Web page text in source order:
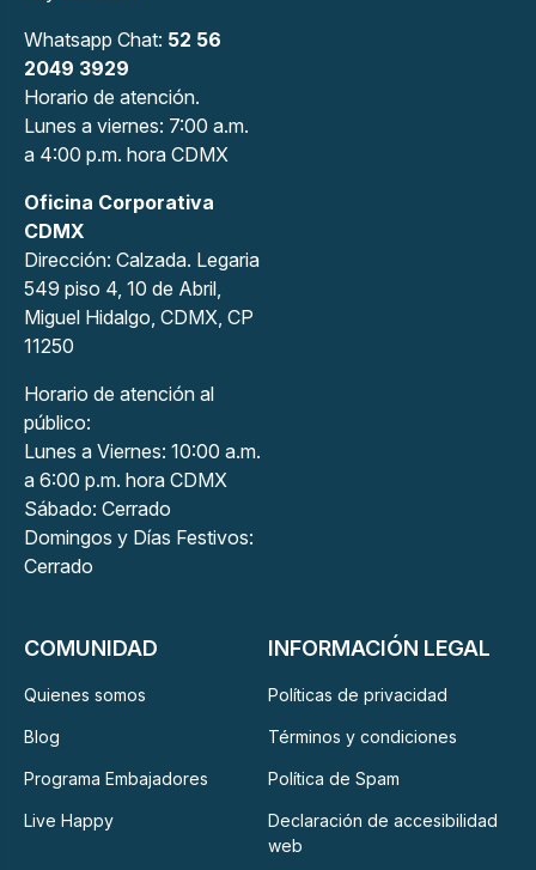
Whatsapp Chat: 52 56
2049 3929
Horario de atención.
Lunes a viernes: 7:00 a.m.
a 4:00 p.m. hora CDMX
Oficina Corporativa
CDMX
Dirección: Calzada. Legaria
549 piso 4, 10 de Abril,
Miguel Hidalgo, CDMX, CP
11250
Horario de atención al
público:
Lunes a Viernes: 10:00 a.m.
a 6:00 p.m. hora CDMX
Sábado: Cerrado
Domingos y Días Festivos:
Cerrado
COMUNIDAD
Quienes somos
Blog
Programa Embajadores
Live Happy
INFORMACIÓN LEGAL
Políticas de privacidad
Términos y condiciones
Política de Spam
Declaración de accesibilidad
web